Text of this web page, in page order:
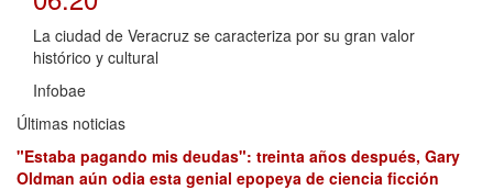
La ciudad de Veracruz se caracteriza por su gran valor
histórico y cultural
Infobae
Últimas noticias
"Estaba pagando mis deudas": treinta años después, Gary
Oldman aún odia esta genial epopeya de ciencia ficción